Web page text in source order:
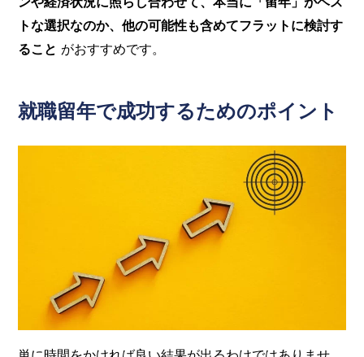
トな選択なのか、他の可能性も含めてフラットに検討す
ること がおすすめです。
就職留年で成功するためのポイント